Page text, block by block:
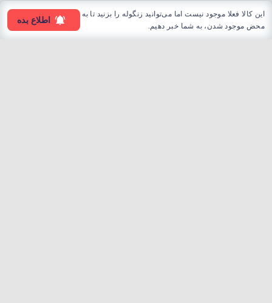
این کالا فعلا موجود نیست اما می‌توانید زنگوله را بزنید تا به
محض موجود شدن، به شما خبر دهیم.
اطلاع بده